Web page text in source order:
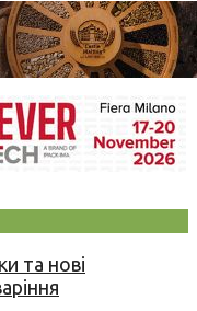
та нові